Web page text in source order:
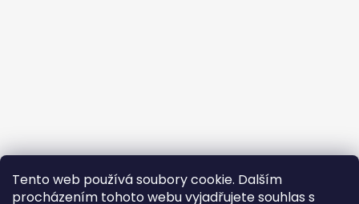
Tento web používá soubory cookie. Dalším
procházením tohoto webu vyjadřujete souhlas s
Buďte členem FB skupiny